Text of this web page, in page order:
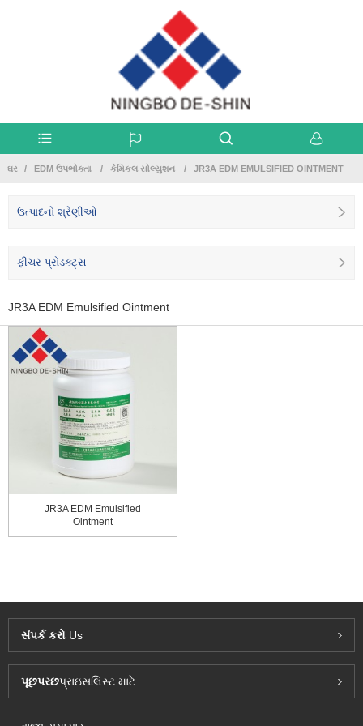
ઘર EDM ઉપભોક્તા કેમિકલ સોલ્યુશન JR3A EDM EMULSIFIED OINTMENT
ઉત્પાદનો શ્રેણીઓ
ફીચર પ્રોડક્ટ્સ
JR3A EDM Emulsified Ointment
JR3A EDM Emulsified
Ointment
સંપર્ક કરો Us
પૂછપરછપ્રાઇસલિસ્ટ માટે